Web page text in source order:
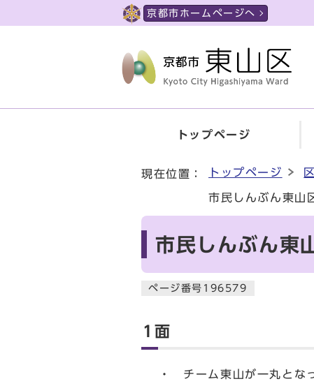
京都市ホームページへ
トップページ
現在位置： トップページ
市民しんぶん東山
市民しんぶん東
ページ番号196579
1面
・ チーム東山が一丸とな